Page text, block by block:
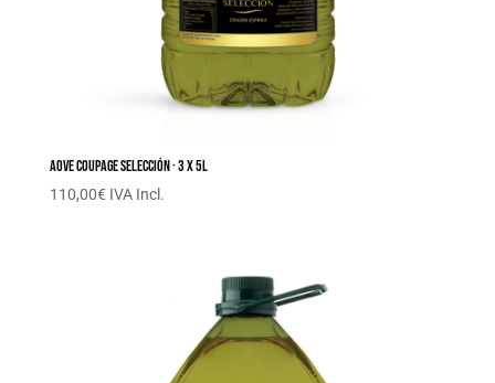
AOVE Coupage Selección · 3 x 5L
110,00€ IVA Incl.